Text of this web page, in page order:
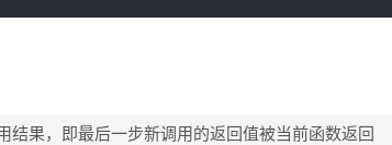
结果，即最后一步新调用的返回值被当前函数返回